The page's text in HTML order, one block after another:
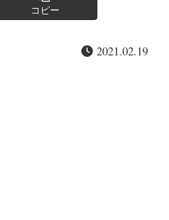
コピー
2021.02.19